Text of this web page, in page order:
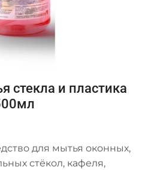
стекла и пластика
для мытья оконных,
стёкол, кафеля,